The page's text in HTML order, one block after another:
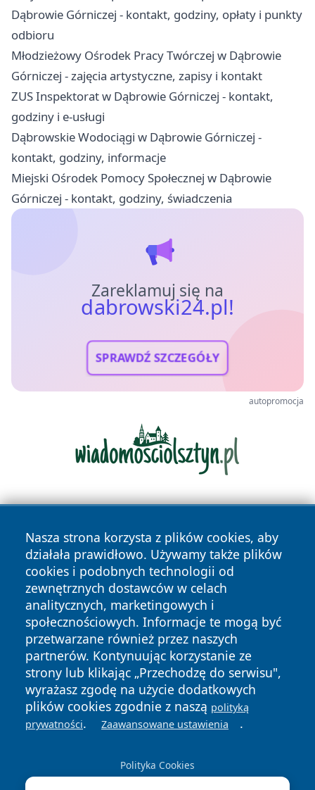
Dąbrowie Górniczej - kontakt, godziny, opłaty i punkty
odbioru
Młodzieżowy Ośrodek Pracy Twórczej w Dąbrowie
Górniczej - zajęcia artystyczne, zapisy i kontakt
ZUS Inspektorat w Dąbrowie Górniczej - kontakt,
godziny i e-usługi
Dąbrowskie Wodociągi w Dąbrowie Górniczej -
kontakt, godziny, informacje
Miejski Ośrodek Pomocy Społecznej w Dąbrowie
Górniczej - kontakt, godziny, świadczenia
Zareklamuj się na
dabrowski24.pl!
SPRAWDŹ SZCZEGÓŁY
autopromocja
Nasza strona korzysta z plików cookies, aby
działała prawidłowo. Używamy także plików
cookies i podobnych technologii od
zewnętrznych dostawców w celach
analitycznych, marketingowych i
społecznościowych. Informacje te mogą być
przetwarzane również przez naszych
partnerów. Kontynuując korzystanie ze
strony lub klikając „Przechodzę do serwisu",
wyrażasz zgodę na użycie dodatkowych
plików cookies zgodnie z naszą polityką
prywatności. Zaawansowane ustawienia .
Polityka Cookies
Copyright © 2026 dabrowski24.pl Wszystkie prawa
zastrzeżone.
News Autorzy
Polityka
Prywatności
Polityka
Cookies